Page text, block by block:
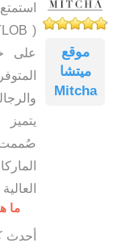
موقع
ميتشا
Mitcha
صُممت
ما